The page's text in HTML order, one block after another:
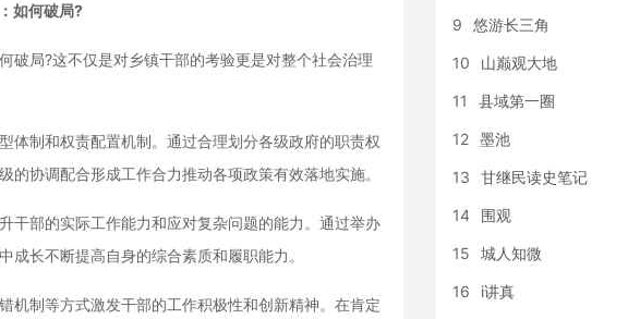
如何破局?
局?这不仅是对乡镇干部的考验更是对整个社会治理
制和权责配置机制。通过合理划分各级政府的职责权
协调配合形成工作合力推动各项政策有效落地实施。
部的实际工作能力和应对复杂问题的能力。通过举办
长不断提高自身的综合素质和履职能力。
制等方式激发干部的工作积极性和创新精神。在肯定
9 悠游长三角
10 山巅观大地
11 县域第一圈
12 墨池
13 甘继民读史笔记
14 围观
15 城人知微
16 i讲真